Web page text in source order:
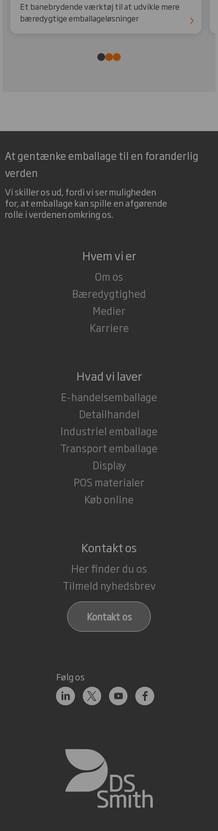
Et banebrydende værktøj til at udvikle mere
bæredygtige emballageløsninger
At gentænke emballage til en foranderlig
verden
Vi skiller os ud, fordi vi ser muligheden
for, at emballage kan spille en afgørende
rolle i verdenen omkring os.
Hvem vi er
Om os
Bæredygtighed
Medier
Karriere
Hvad vi laver
E-handelsemballage
Detailhandel
Industriel emballage
Transport emballage
Display
POS materialer
Køb online
Kontakt os
Her finder du os
Tilmeld nyhedsbrev
Kontakt os
Følg os